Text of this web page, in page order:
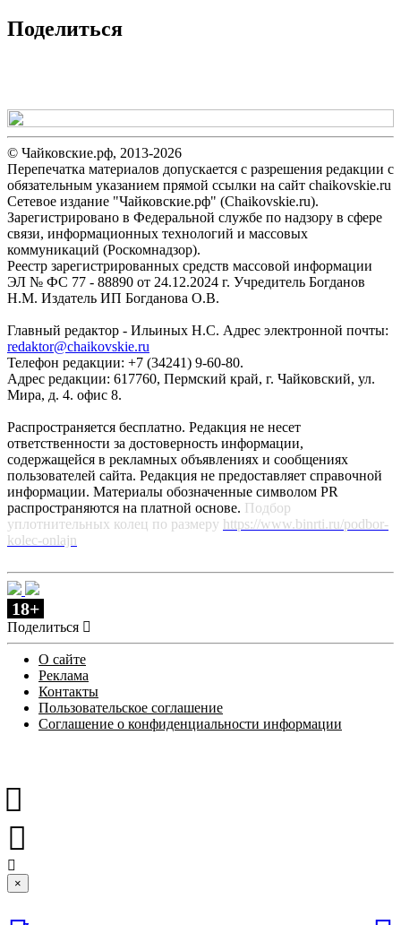
Поделиться
© Чайковские.рф, 2013-2026
Перепечатка материалов допускается с разрешения редакции с
обязательным указанием прямой ссылки на сайт chaikovskie.ru
Сетевое издание "Чайковские.рф" (Chaikovskie.ru).
Зарегистрировано в Федеральной службе по надзору в сфере
связи, информационных технологий и массовых
коммуникаций (Роскомнадзор).
Реестр зарегистрированных средств массовой информации
ЭЛ № ФС 77 - 88890 от 24.12.2024 г. Учредитель Богданов
Н.М. Издатель ИП Богданова О.В.
Главный редактор - Ильиных Н.С. Адрес электронной почты:
redaktor@chaikovskie.ru
Телефон редакции: +7 (34241) 9-60-80.
Адрес редакции: 617760, Пермский край, г. Чайковский, ул.
Мира, д. 4. офис 8.
Распространяется бесплатно. Редакция не несет
ответственности за достоверность информации,
содержащейся в рекламных объявлениях и сообщениях
пользователей сайта. Редакция не предоставляет справочной
информации. Материалы обозначенные символом PR
распространяются на платной основе. Подбор
уплотнительных колец по размеру https://www.binrti.ru/podbor-
kolec-onlajn
18+
Поделиться
О сайте
Реклама
Контакты
Пользовательское соглашение
Соглашение о конфиденциальности информации
×